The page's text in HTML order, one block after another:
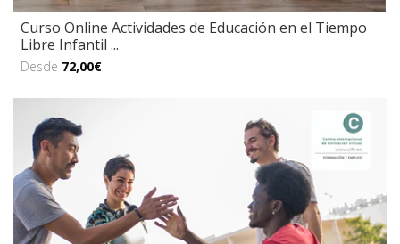
Curso Online Actividades de Educación en el Tiempo
Libre Infantil ...
Desde 72,00€